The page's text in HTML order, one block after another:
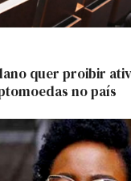
quer proibir
no país